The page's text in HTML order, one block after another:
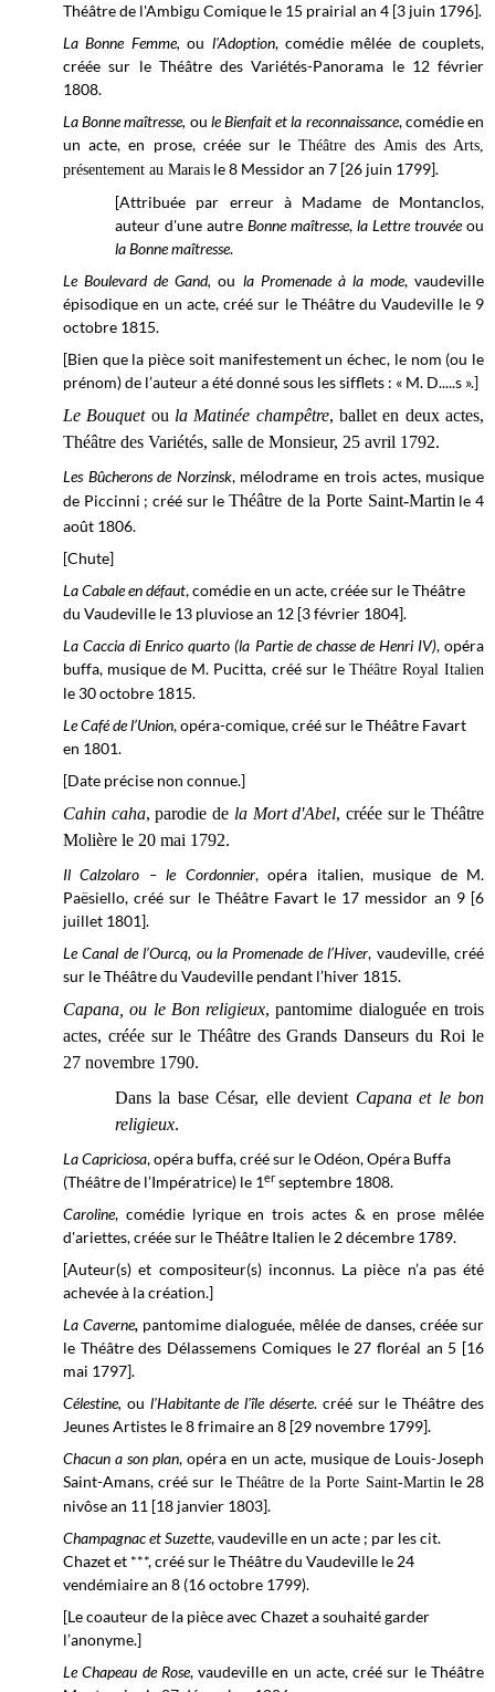
Théâtre de l'Ambigu Comique le 15 prairial an 4 [3 juin 1796].
La Bonne Femme,ou l'Adoption, comédie mêlée de couplets,
créée sur le Théâtre des Variétés-Panorama le 12 février
1808.
La Bonne maîtresse, ou le Bienfait et la reconnaissance, comédie en
un acte, en prose, créée sur leThéâtre des Amis des Arts,
présentement au Marais le 8 Messidor an 7 [26 juin 1799].
[Attribuée par erreur à Madame de Montanclos,
auteur d'une autre Bonne maîtresse, la Lettre trouvéeou
la Bonne maîtresse.
Le Boulevard de Gand,ou la Promenade à la mode, vaudeville
épisodique en un acte, créé sur le Théâtre du Vaudeville le 9
octobre 1815.
[Bien que la pièce soit manifestement un échec, le nom (ou le
prénom) de l’auteur a été donné sous les sifflets : « M. D.....s ».]
Le Bouquetou la Matinée champêtre, ballet en deux actes,
Théâtre des Variétés, salle de Monsieur, 25 avril 1792.
Les Bûcherons de Norzinsk, mélodrame en trois actes, musique
de Piccinni ; créé sur le Théâtre de la Porte Saint-Martin le 4
août 1806.
[Chute]
La Cabale en défaut, comédie en un acte, créée sur leThéâtre
du Vaudeville le 13 pluviosean 12 [3 février 1804].
La Caccia di Enrico quarto (la Partie de chasse de Henri IV), opéra
buffa, musique de M. Pucitta, créé sur le Théâtre Royal Italien
le 30 octobre 1815.
Le Café de l’Union, opéra-comique, créé sur le Théâtre Favart
en 1801.
[Date précise non connue.]
Cahin caha, parodie de la Mort d'Abel, créée sur le Théâtre
Molière le 20 mai 1792.
Il Calzolaro – le Cordonnier, opéra italien, musique de M.
Paësiello, créé sur le Théâtre Favart le 17 messidor an 9 [6
juillet 1801].
Le Canal de l’Ourcq, ou la Promenade de l’Hiver, vaudeville, créé
sur le Théâtre du Vaudeville pendant l’hiver 1815.
Capana, ou le Bon religieux, pantomime dialoguée en trois
actes, créée sur le Théâtre des Grands Danseurs du Roi le
27 novembre 1790.
Dans la base César, elle devient Capana et le bon
religieux.
La Capriciosa, opéra buffa, créé sur leOdéon, Opéra Buffa
(Théâtre de l’Impératrice) le 1er septembre 1808.
Caroline, comédie lyrique en trois actes & en prose mêlée
d'ariettes, créée sur le Théâtre Italien le 2 décembre 1789.
[Auteur(s) et compositeur(s) inconnus. La pièce n’a pas été
achevée à la création.]
La Caverne, pantomime dialoguée, mêlée de danses, créée sur
le Théâtre des Délassemens Comiques le 27 floréal an 5 [16
mai 1797].
Célestine, ou l'Habitante de l'île déserte. créé sur le Théâtre des
Jeunes Artistes le 8 frimaire an 8 [29 novembre 1799].
Chacun a son plan, opéra en un acte, musique de Louis-Joseph
Saint-Amans, créé sur le Théâtre de la Porte Saint-Martin le 28
nivôsean 11 [18 janvier 1803].
Champagnac et Suzette, vaudeville en un acte ; par les cit.
Chazet et ***, créé sur leThéâtre du Vaudeville le 24
vendémiaire an 8 (16 octobre 1799).
[Le coauteur de la pièce avec Chazet a souhaité garder
l’anonyme.]
Le Chapeau de Rose, vaudeville en un acte, créé sur le Théâtre